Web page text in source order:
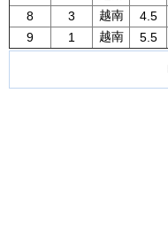
8
3 越南 4.5
9
1 越南 5.5